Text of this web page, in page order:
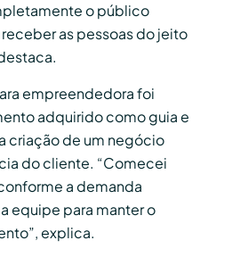
o público
as pessoas do jeito
empreendedora foi
adquirido como guia e
criação de um negócio
do cliente. “Comecei
a demanda
equipe para manter o
explica.